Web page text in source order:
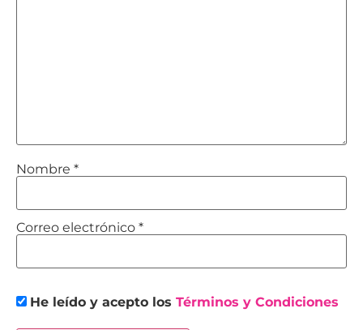
Nombre *
Correo electrónico *
He leído y acepto los Términos y Condiciones